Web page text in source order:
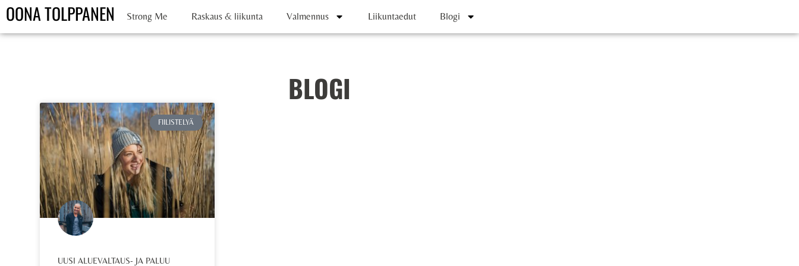
OONA TOLPPANEN Strong Me Raskaus & liikunta Valmennus Liikuntaedut Blogi
BLOGI
FIILISTELYÄ
UUSI ALUEVALTAUS- JA PALUU